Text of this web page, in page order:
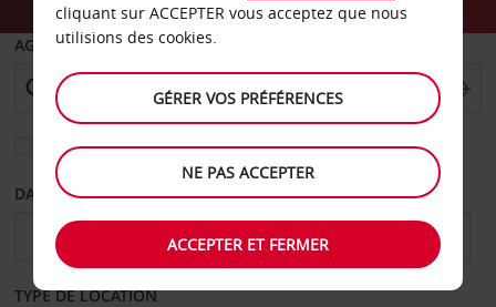
AGENCE DE DÉPART
Sélectionnez une autre agence de retour
DATE DE DÉPART DATE DE RETOUR
TYPE DE LOCATION
cliquant sur ACCEPTER vous acceptez que nous
utilisions des cookies.
GÉRER VOS PRÉFÉRENCES
NE PAS ACCEPTER
ACCEPTER ET FERMER